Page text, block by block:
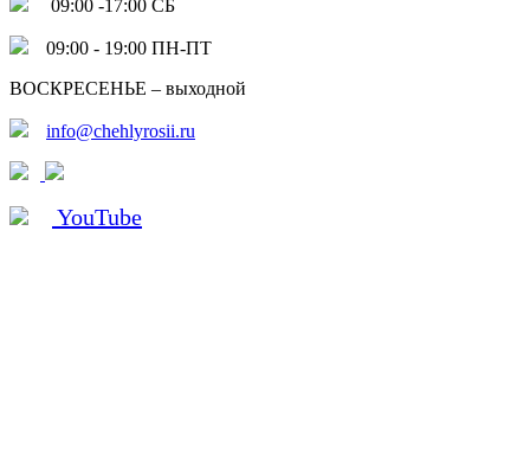
09:00 -17:00 СБ
09:00 - 19:00 ПН-ПТ
ВОСКРЕСЕНЬЕ – выходной
info@chehlyrosii.ru
YouTube